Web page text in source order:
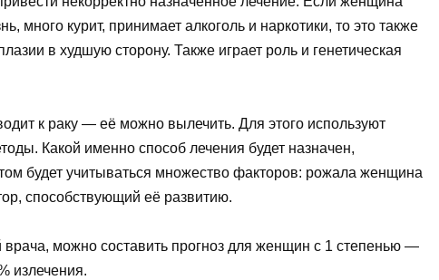
много курит, принимает алкоголь и наркотики, то это также
в худшую сторону. Также играет роль и генетическая
к раку — её можно вылечить. Для этого используют
Какой именно способ лечения будет назначен,
будет учитываться множество факторов: рожала женщина
способствующий её развитию.
можно составить прогноз для женщин с 1 степенью —
излечения.